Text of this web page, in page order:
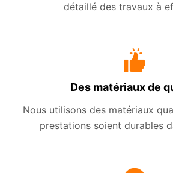
détaillé des travaux à
Des matériaux de
Nous utilisons des matériaux
prestations soient durables